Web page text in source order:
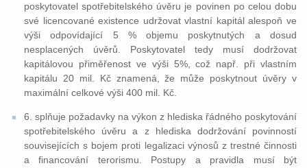
poskytovatel spotřebitelského úvěru je povinen po celou dobu
své licencované existence udržovat vlastní kapitál alespoň ve
výši odpovídající 5 % objemu poskytnutých a dosud
nesplacených úvěrů. Poskytovatel tedy musí dodržovat
kapitálovou přiměřenost ve výši 5%, což např. při vlastním
kapitálu 20 mil. Kč znamená, že může poskytnout úvěry v
maximální celkové výši 400 mil. Kč.
6. splňuje požadavky na výkon z hlediska řádného poskytování
spotřebitelského úvěru a z hlediska dodržování povinností
souvisejících s bojem proti legalizaci výnosů z trestné činnosti
a financování terorismu. Postupy a pravidla musí být